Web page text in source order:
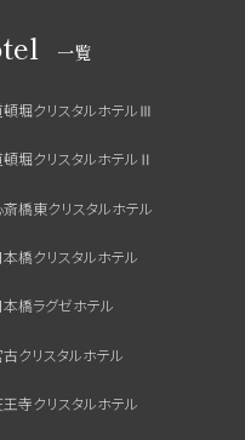
一覧
堀クリスタルホテルⅢ
堀クリスタルホテルⅡ
斎橋東クリスタルホテル
本橋クリスタルホテル
本橋ラグゼホテル
古クリスタルホテル
寺クリスタルホテル